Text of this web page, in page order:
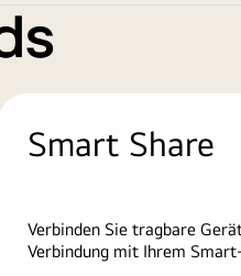
Smart Share
Verbinden Sie tragbare
Verbindung mit Ihrem